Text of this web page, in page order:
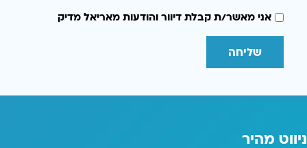
אני מאשר/ת קבלת דיוור והודעות מאריאל מדיק
שליחה
ניווט מהיר